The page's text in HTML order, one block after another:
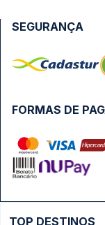
FORMAS DE
SEGURANÇA
TOP DESTINOS